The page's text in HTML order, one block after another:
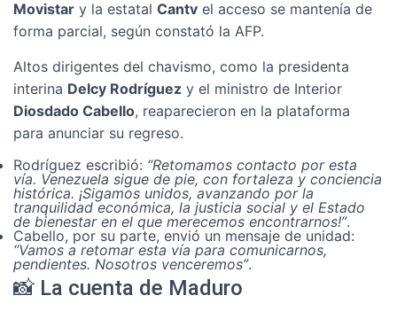
Movistar y la estatal Cantv el acceso se mantenía de
forma parcial, según constató la AFP.
Altos dirigentes del chavismo, como la presidenta
interina Delcy Rodríguez y el ministro de Interior
Diosdado Cabello, reaparecieron en la plataforma
para anunciar su regreso.
Rodríguez escribió: “Retomamos contacto por esta
vía. Venezuela sigue de pie, con fortaleza y conciencia
histórica. ¡Sigamos unidos, avanzando por la
tranquilidad económica, la justicia social y el Estado
de bienestar en el que merecemos encontrarnos!”.
Cabello, por su parte, envió un mensaje de unidad:
“Vamos a retomar esta vía para comunicarnos,
pendientes. Nosotros venceremos”.
📸 La cuenta de Maduro